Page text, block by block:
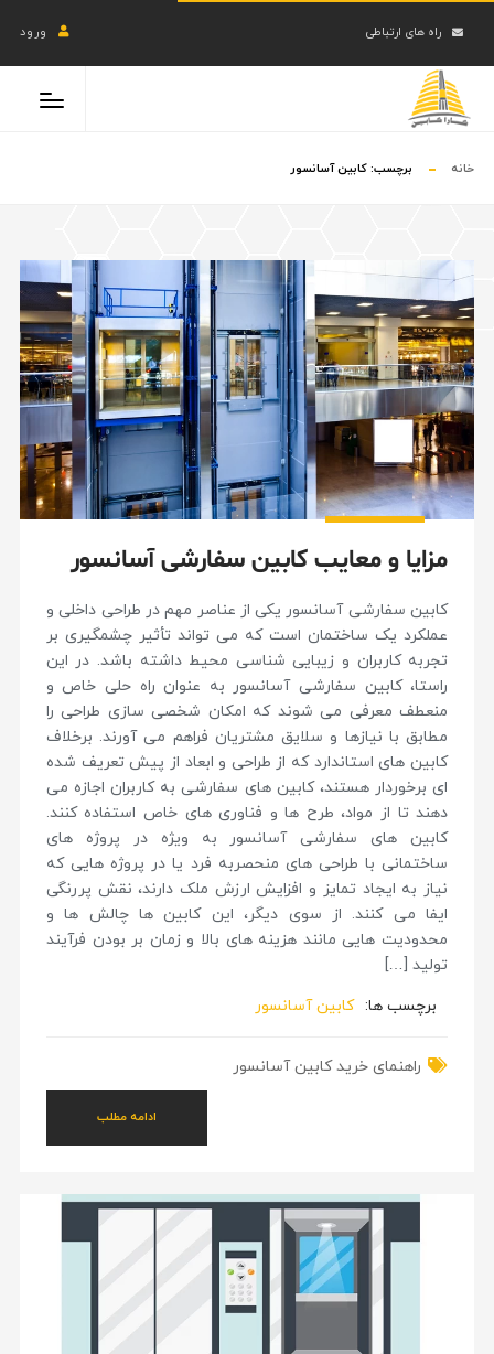
راه های ارتباطی ورود
خانه برچسب: کابین آسانسور
مزایا و معایب کابین سفارشی آسانسور
کابین سفارشی آسانسور یکی از عناصر مهم در طراحی داخلی و
عملکرد یک ساختمان است که می تواند تأثیر چشمگیری بر
تجربه کاربران و زیبایی شناسی محیط داشته باشد. در این
راستا، کابین سفارشی آسانسور به عنوان راه حلی خاص و
منعطف معرفی می شوند که امکان شخصی سازی طراحی را
مطابق با نیازها و سلایق مشتریان فراهم می آورند. برخلاف
کابین های استاندارد که از طراحی و ابعاد از پیش تعریف شده
ای برخوردار هستند، کابین های سفارشی به کاربران اجازه می
دهند تا از مواد، طرح ها و فناوری های خاص استفاده کنند.
کابین های سفارشی آسانسور به ویژه در پروژه های
ساختمانی با طراحی های منحصربه فرد یا در پروژه هایی که
نیاز به ایجاد تمایز و افزایش ارزش ملک دارند، نقش پررنگی
ایفا می کنند. از سوی دیگر، این کابین ها چالش ها و
محدودیت هایی مانند هزینه های بالا و زمان بر بودن فرآیند
تولید […]
برچسب ها: کابین آسانسور
راهنمای خرید کابین آسانسور
ادامه مطلب